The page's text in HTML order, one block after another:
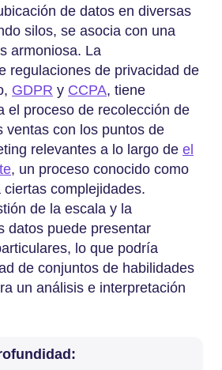
de datos en diversas
silos, se asocia con una
armoniosa. La
regulaciones de privacidad de
GDPR y CCPA, tiene
el proceso de recolección de
ventas con los puntos de
relevantes a lo largo de el
, un proceso conocido como
complejidades.
de la escala y la
datos puede presentar
lo que podría
de conjuntos de habilidades
un análisis e interpretación